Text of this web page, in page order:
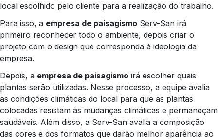
local escolhido pelo cliente para a realização do trabalho.
Para isso, a empresa de paisagismo Serv-San irá
primeiro reconhecer todo o ambiente, depois criar o
projeto com o design que corresponda à ideologia da
empresa.
Depois, a empresa de paisagismo irá escolher quais
plantas serão utilizadas. Nesse processo, a equipe avalia
as condições climáticas do local para que as plantas
colocadas resistam às mudanças climáticas e permaneçam
saudáveis. Além disso, a Serv-San avalia a composição
das cores e dos formatos que darão melhor aparência ao